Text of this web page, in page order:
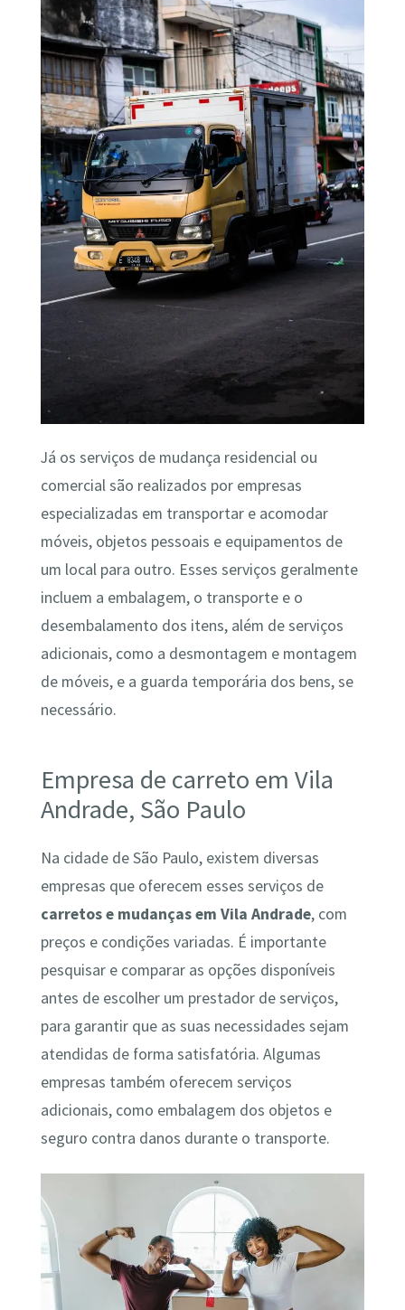
Já os serviços de mudança residencial ou
comercial são realizados por empresas
especializadas em transportar e acomodar
móveis, objetos pessoais e equipamentos de
um local para outro. Esses serviços geralmente
incluem a embalagem, o transporte e o
desembalamento dos itens, além de serviços
adicionais, como a desmontagem e montagem
de móveis, e a guarda temporária dos bens, se
necessário.
Empresa de carreto em Vila
Andrade, São Paulo
Na cidade de São Paulo, existem diversas
empresas que oferecem esses serviços de
carretos e mudanças em Vila Andrade, com
preços e condições variadas. É importante
pesquisar e comparar as opções disponíveis
antes de escolher um prestador de serviços,
para garantir que as suas necessidades sejam
atendidas de forma satisfatória. Algumas
empresas também oferecem serviços
adicionais, como embalagem dos objetos e
seguro contra danos durante o transporte.